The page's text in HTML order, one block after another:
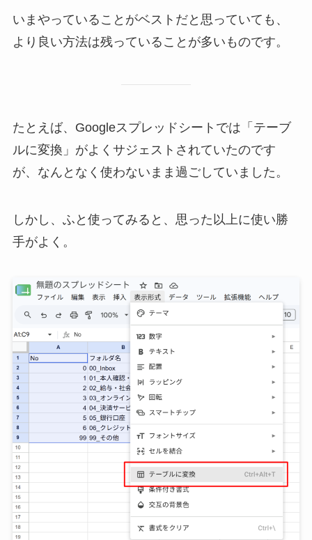
いまやっていることがベストだと思っていても、
より良い方法は残っていることが多いものです。
たとえば、Googleスプレッドシートでは「テーブ
ルに変換」がよくサジェストされていたのです
が、なんとなく使わないまま過ごしていました。
しかし、ふと使ってみると、思った以上に使い勝
手がよく。